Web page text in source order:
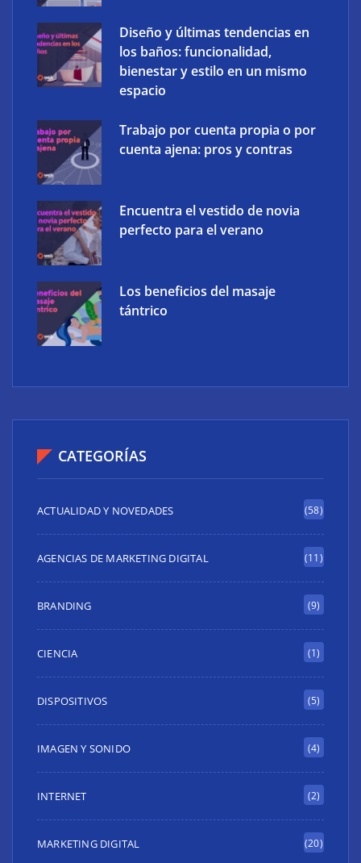
Diseño y últimas tendencias en
los baños: funcionalidad,
bienestar y estilo en un mismo
espacio
Trabajo por cuenta propia o por
cuenta ajena: pros y contras
Encuentra el vestido de novia
perfecto para el verano
Los beneficios del masaje
tántrico
CATEGORÍAS
ACTUALIDAD Y NOVEDADES (58)
AGENCIAS DE MARKETING DIGITAL (11)
BRANDING (9)
CIENCIA (1)
DISPOSITIVOS (5)
IMAGEN Y SONIDO (4)
INTERNET (2)
MARKETING DIGITAL (20)